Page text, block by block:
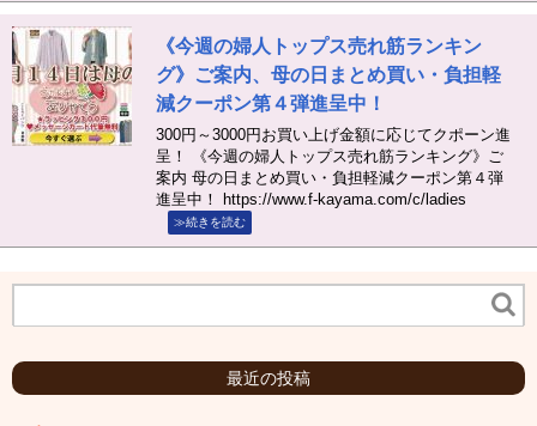
《今週の婦人トップス売れ筋ランキン
グ》ご案内、母の日まとめ買い・負担軽
減クーポン第４弾進呈中！
300円～3000円お買い上げ金額に応じてクポーン進
呈！ 《今週の婦人トップス売れ筋ランキング》ご
案内 母の日まとめ買い・負担軽減クーポン第４弾
進呈中！ https://www.f-kayama.com/c/ladies
≫続きを読む
最近の投稿